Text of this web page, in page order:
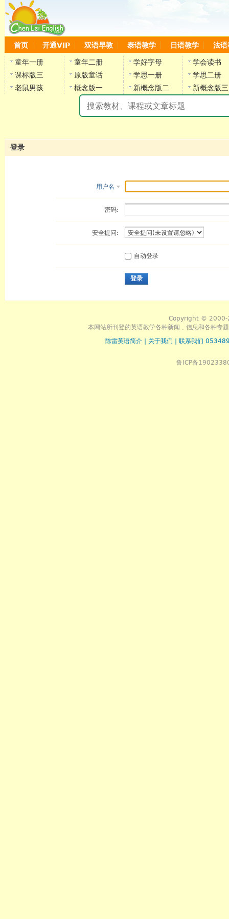
首页 开通VIP 双语早教 泰语教学 日语教学 法语
童年一册 童年二册 学好字母
学会读书
课标版三
原版童话 学思一册
学思二册
老鼠男孩
概念版一 新概念版二 新概念版三
登录
用户名
密码:
安全提问:
自动登录
登录
Copyright © 2000-
本网站所刊登的英语教学各种新闻﹑信息和各种专
陈雷英语简介
关于我们 联系我们
鲁ICP备